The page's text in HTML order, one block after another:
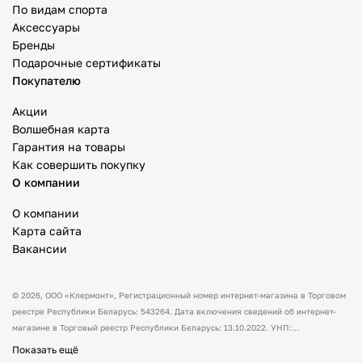
По видам спорта
Аксессуары
Бренды
Подарочные сертификаты
Покупателю
Акции
Волшебная карта
Гарантия на товары
Как совершить покупку
О компании
О компании
Карта сайта
Вакансии
© 2026, ООО «Клермонт» , Регистрационный номер интернет-магазина в Торговом
реестре Республики Беларусь: 543264. Дата включения сведений об интернет-
магазине в Торговый реестр Республики Беларусь: 13.10.2022. УНП:
Показать ещё